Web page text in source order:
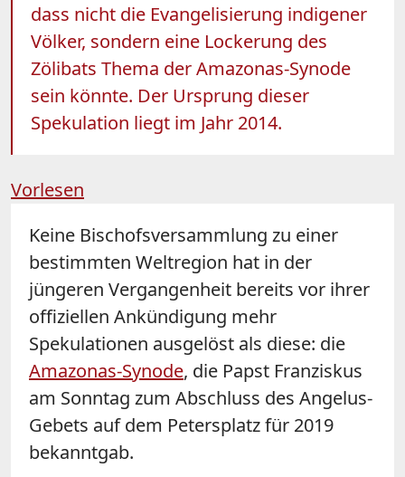
dass nicht die Evangelisierung indigener
Völker, sondern eine Lockerung des
Zölibats Thema der Amazonas-Synode
sein könnte. Der Ursprung dieser
Spekulation liegt im Jahr 2014.
Vorlesen
Keine Bischofsversammlung zu einer
bestimmten Weltregion hat in der
jüngeren Vergangenheit bereits vor ihrer
offiziellen Ankündigung mehr
Spekulationen ausgelöst als diese: die
Amazonas-Synode, die Papst Franziskus
am Sonntag zum Abschluss des Angelus-
Gebets auf dem Petersplatz für 2019
bekanntgab.